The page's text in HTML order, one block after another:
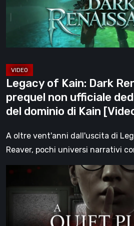
ufficiale
agli
anni
del
dominio
Legacy of Kain: Dark
prequel non ufficiale
del dominio di Kain
A oltre vent'anni dall'uscita di
Reaver, pochi universi narrativi
A
Place: